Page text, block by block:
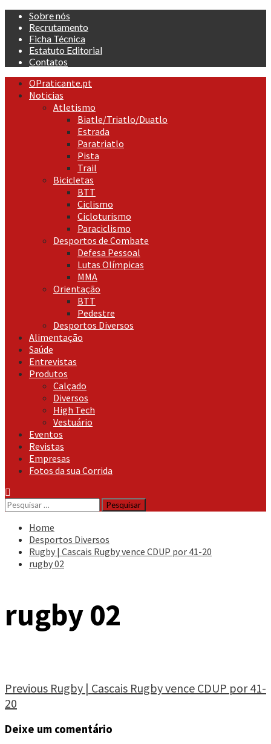
Skip
content
Sobre nós
Recrutamento
Ficha Técnica
Estatuto Editorial
Contatos
Primary
Menu
OPraticante.pt
Noticias
Atletismo
Biatle/Triatlo/Duatlo
Estrada
Paratriatlo
Pista
Trail
Bicicletas
BTT
Ciclismo
Cicloturismo
Paraciclismo
Desportos de Combate
Defesa Pessoal
Lutas Olímpicas
MMA
Orientação
BTT
Pedestre
Desportos Diversos
Alimentação
Saúde
Entrevistas
Produtos
Calçado
Diversos
High Tech
Vestuário
Eventos
Revistas
Empresas
Fotos da sua Corrida
Pesquisar
por:
Home
Desportos Diversos
Rugby | Cascais Rugby vence CDUP por 41-20
rugby 02
rugby 02
Continue
Reading
Previous Rugby | Cascais Rugby vence CDUP por 41-
20
Deixe um comentário